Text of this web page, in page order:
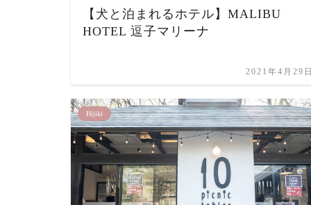
【犬と泊まれるホテル】MALIBU
HOTEL 逗子マリーナ
2021年4月29日
Hijiki